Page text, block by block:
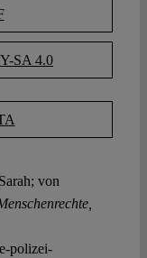
SA 4.0
von
polizei-